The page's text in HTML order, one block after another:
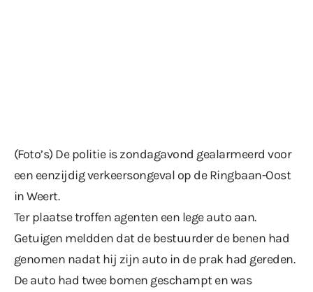
(Foto’s) De politie is zondagavond gealarmeerd voor
een eenzijdig verkeersongeval op de Ringbaan-Oost
in Weert.
Ter plaatse troffen agenten een lege auto aan.
Getuigen meldden dat de bestuurder de benen had
genomen nadat hij zijn auto in de prak had gereden.
De auto had twee bomen geschampt en was